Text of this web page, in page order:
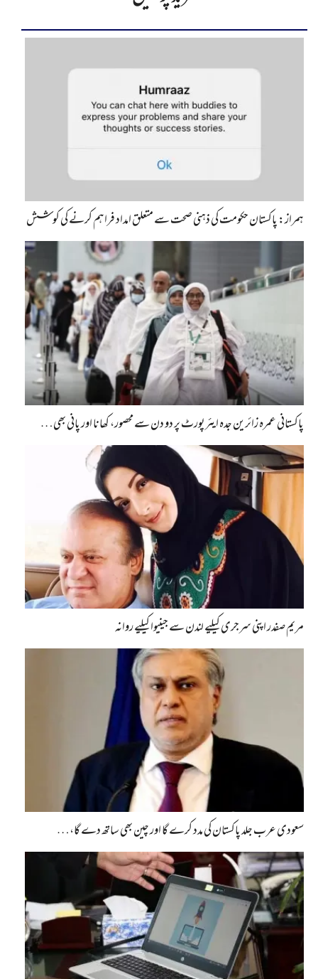
ہمراز: پاکستان حکومت کی ذہنی صحت سے متعلق امداد فراہم کرنے کی کوشش
پاکستانی عمرہ زائرین جدہ ایئرپورٹ پر دو دن سے محصور، کھانا اور پانی بھی…
مریم صفدر اپنی سرجری کیلیے لندن سے جینیوا کیلیے روانہ
سعودی عرب جلد پاکستان کی مدد کرے گا اور چین بھی ساتھ دے گا،…